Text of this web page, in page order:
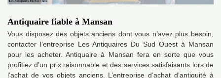
Antiquaire fiable à Mansan
Vous disposez des objets anciens dont vous n’avez plus besoin,
contacter l’entreprise Les Antiquaires Du Sud Ouest à Mansan
pour les acheter. Antiquaire à Mansan fera en sorte que vous
profitiez d’un prix raisonnable et des services satisfaisants lors de
l’achat de vos objets anciens. L’entreprise d’achat d’antiquité à